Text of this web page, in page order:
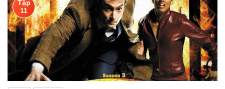
Tập
11